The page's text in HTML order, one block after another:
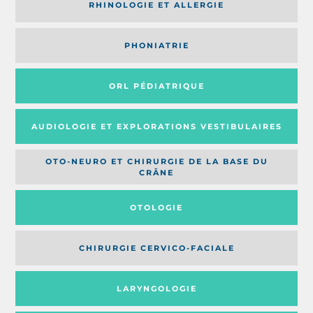
RHINOLOGIE ET ALLERGIE
PHONIATRIE
ORL PÉDIATRIQUE
AUDIOLOGIE ET EXPLORATIONS VESTIBULAIRES
OTO-NEURO ET CHIRURGIE DE LA BASE DU
CRÂNE
OTOLOGIE
CHIRURGIE CERVICO-FACIALE
LARYNGOLOGIE